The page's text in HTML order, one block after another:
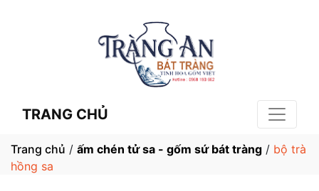
TRANG CHỦ
Trang chủ / ấm chén tử sa - gốm sứ bát tràng / bộ trà
hồng sa